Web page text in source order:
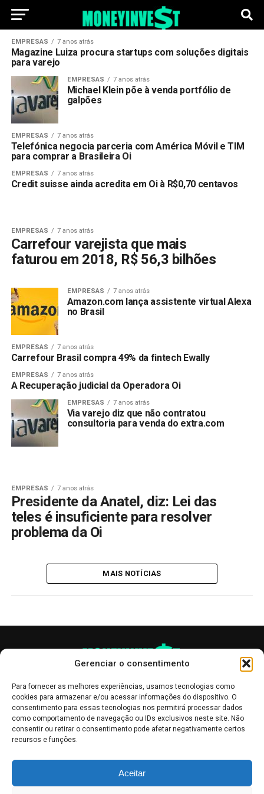
Gerenciar o consentimento
Para fornecer as melhores experiências, usamos tecnologias como
cookies para armazenar e/ou acessar informações do dispositivo. O
consentimento para essas tecnologias nos permitirá processar dados
como comportamento de navegação ou IDs exclusivos neste site. Não
consentir ou retirar o consentimento pode afetar negativamente certos
recursos e funções.
Aceitar
EMPRESAS 7 anos atrás
Magazine Luiza procura startups com soluções digitais
para varejo
EMPRESAS 7 anos atrás
Michael Klein põe à venda portfólio de
galpões
EMPRESAS 7 anos atrás
Telefónica negocia parceria com América Móvil e TIM
para comprar a Brasileira Oi
EMPRESAS 7 anos atrás
Credit suisse ainda acredita em Oi à R$0,70 centavos
EMPRESAS 7 anos atrás
Carrefour varejista que mais
faturou em 2018, R$ 56,3 bilhões
EMPRESAS 7 anos atrás
Amazon.com lança assistente virtual Alexa
no Brasil
EMPRESAS 7 anos atrás
Carrefour Brasil compra 49% da fintech Ewally
EMPRESAS 7 anos atrás
A Recuperação judicial da Operadora Oi
EMPRESAS 7 anos atrás
Via varejo diz que não contratou
consultoria para venda do extra.com
EMPRESAS 7 anos atrás
Presidente da Anatel, diz: Lei das
teles é insuficiente para resolver
problema da Oi
MAIS NOTÍCIAS
informativo, servindo como boletins de divulgação, e não devem ser
interpretadas como recomendações de investimento.Leia mais